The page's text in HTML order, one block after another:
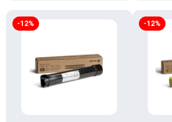
-12% -12%